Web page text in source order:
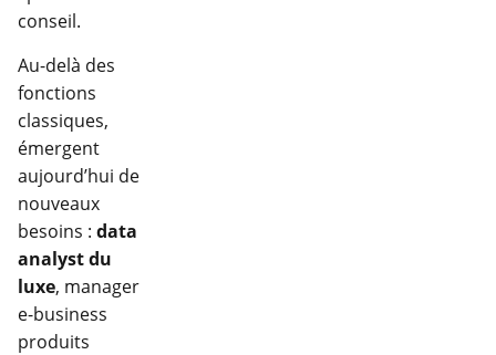
conseil.
Au-delà des
fonctions
classiques,
émergent
aujourd’hui de
nouveaux
besoins : data
analyst du
luxe, manager
e-business
produits